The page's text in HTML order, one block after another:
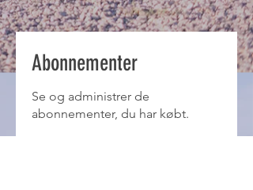
Abonnementer
Se og administrer de
abonnementer, du har købt.